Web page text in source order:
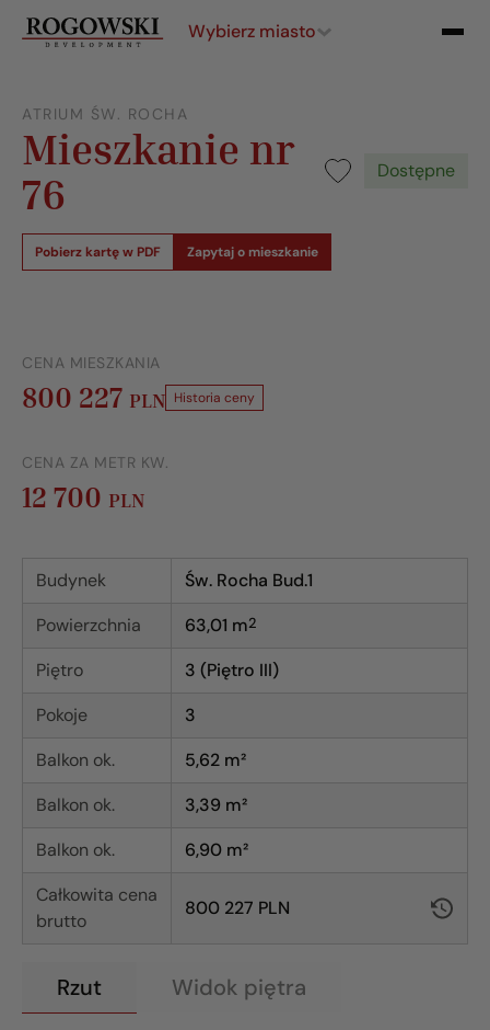
Wybierz miasto
ATRIUM ŚW. ROCHA
Mieszkanie nr
76
Dostępne
Pobierz kartę w PDF Zapytaj o mieszkanie
CENA MIESZKANIA
800 227 PLN Historia ceny
CENA ZA METR KW.
12 700 PLN
Budynek
Św. Rocha Bud.1
Powierzchnia
63,01 m2
Piętro
3 (Piętro III)
Pokoje
3
Balkon ok.
5,62 m²
Balkon ok.
3,39 m²
Balkon ok.
6,90 m²
Całkowita cena
brutto
800 227 PLN
Rzut Widok piętra